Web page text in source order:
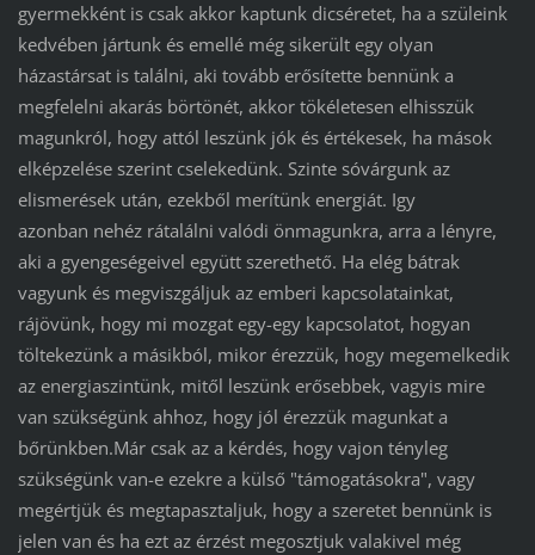
gyermekként is csak akkor kaptunk dicséretet, ha a szüleink
kedvében jártunk és emellé még sikerült egy olyan
házastársat is találni, aki tovább erősítette bennünk a
megfelelni akarás börtönét, akkor tökéletesen elhisszük
magunkról, hogy attól leszünk jók és értékesek, ha mások
elképzelése szerint cselekedünk. Szinte sóvárgunk az
elismerések után, ezekből merítünk energiát. Igy
azonban nehéz rátalálni valódi önmagunkra, arra a lényre,
aki a gyengeségeivel együtt szerethető. Ha elég bátrak
vagyunk és megviszgáljuk az emberi kapcsolatainkat,
rájövünk, hogy mi mozgat egy-egy kapcsolatot, hogyan
töltekezünk a másikból, mikor érezzük, hogy megemelkedik
az energiaszintünk, mitől leszünk erősebbek, vagyis mire
van szükségünk ahhoz, hogy jól érezzük magunkat a
bőrünkben.Már csak az a kérdés, hogy vajon tényleg
szükségünk van-e ezekre a külső "támogatásokra", vagy
megértjük és megtapasztaljuk, hogy a szeretet bennünk is
jelen van és ha ezt az érzést megosztjuk valakivel még